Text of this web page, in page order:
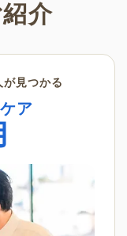
介
見つかる
ア